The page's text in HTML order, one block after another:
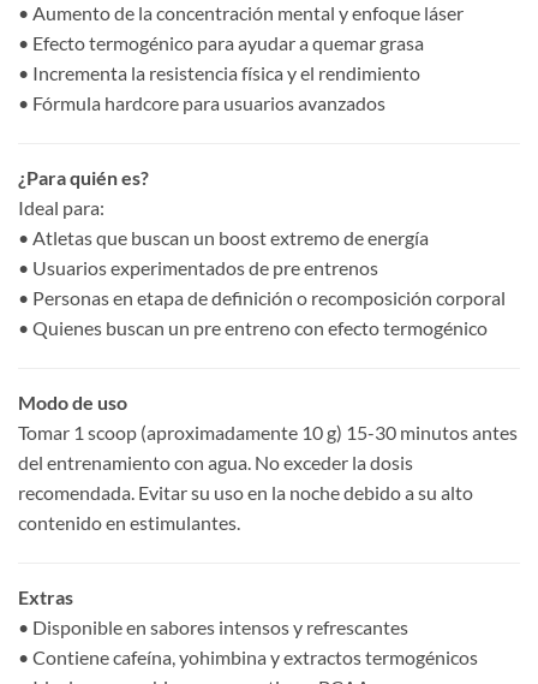
• Aumento de la concentración mental y enfoque láser
• Efecto termogénico para ayudar a quemar grasa
• Incrementa la resistencia física y el rendimiento
• Fórmula hardcore para usuarios avanzados
¿Para quién es?
Ideal para:
• Atletas que buscan un boost extremo de energía
• Usuarios experimentados de pre entrenos
• Personas en etapa de definición o recomposición corporal
• Quienes buscan un pre entreno con efecto termogénico
Modo de uso
Tomar 1 scoop (aproximadamente 10 g) 15-30 minutos antes
del entrenamiento con agua. No exceder la dosis
recomendada. Evitar su uso en la noche debido a su alto
contenido en estimulantes.
Extras
• Disponible en sabores intensos y refrescantes
• Contiene cafeína, yohimbina y extractos termogénicos